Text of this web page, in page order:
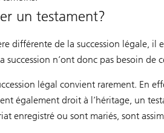
un testament?
différente de la succession légale, il
n’ont donc pas besoin de
légal convient rarement. En
également droit à l’héritage, un
enregistré ou sont mariés, sont